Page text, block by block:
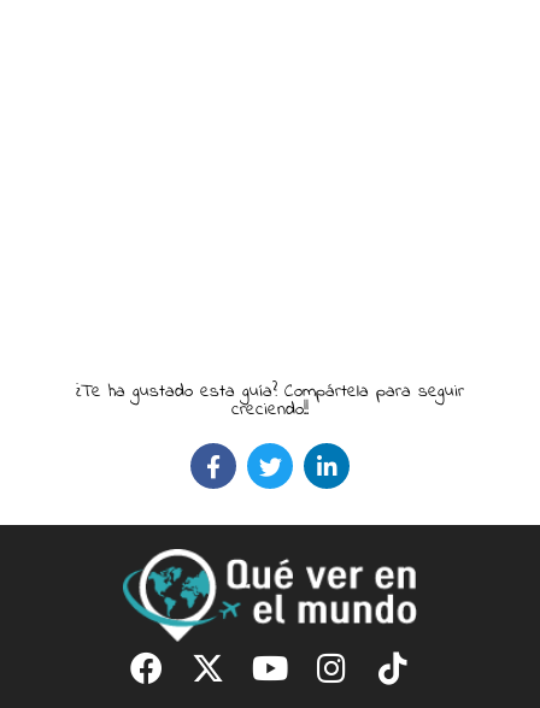
¿Te ha gustado esta guía? Compártela para seguir
creciendo!!